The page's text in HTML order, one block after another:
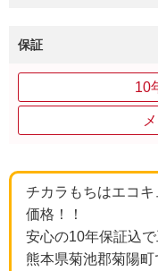
保証
10
チカラもちはエコ
価格！！
安心の10年保証込
熊本県菊池郡菊陽